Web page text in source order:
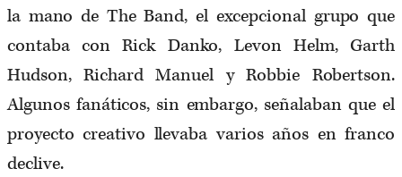
la mano de The Band, el excepcional grupo que
contaba con Rick Danko, Levon Helm, Garth
Hudson, Richard Manuel y Robbie Robertson.
Algunos fanáticos, sin embargo, señalaban que el
proyecto creativo llevaba varios años en franco
declive.